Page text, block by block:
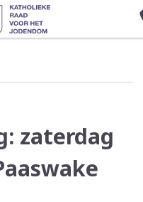
zaterdag